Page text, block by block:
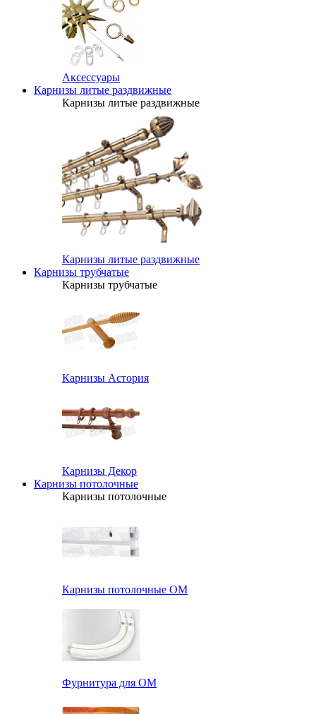
Аксессуары
Карнизы литые раздвижные
Карнизы литые раздвижные
Карнизы литые раздвижные
Карнизы трубчатые
Карнизы трубчатые
Карнизы Астория
Карнизы Декор
Карнизы потолочные
Карнизы потолочные
Карнизы потолочные ОМ
Фурнитура для ОМ